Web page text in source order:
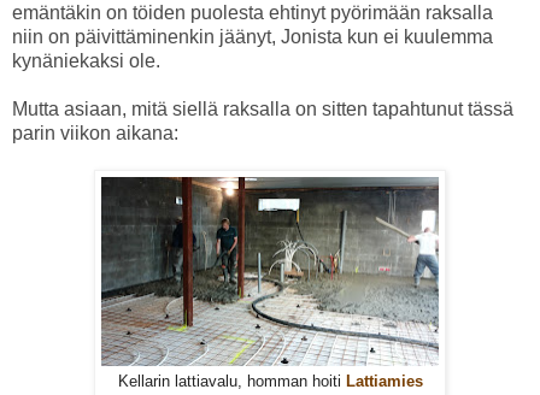
emäntäkin on töiden puolesta ehtinyt pyörimään raksalla
niin on päivittäminenkin jäänyt, Jonista kun ei kuulemma
kynäniekaksi ole.
Mutta asiaan, mitä siellä raksalla on sitten tapahtunut tässä
parin viikon aikana:
Kellarin lattiavalu, homman hoiti Lattiamies